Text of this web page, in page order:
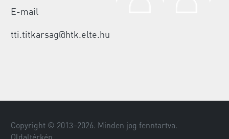
E-mail
tti.titkarsag@htk.elte.hu
Copyright © 2013–2026. Minden jog fenntartva.